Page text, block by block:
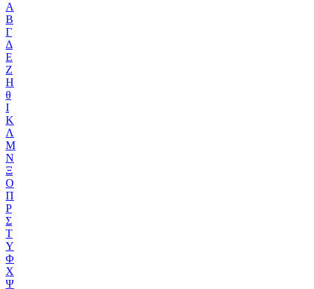
Α
Β
Γ
Δ
Ε
Ζ
Η
θ
Ι
Κ
Λ
Μ
Ν
Ξ
Ο
Π
Ρ
Σ
Τ
Υ
Φ
Χ
Ψ